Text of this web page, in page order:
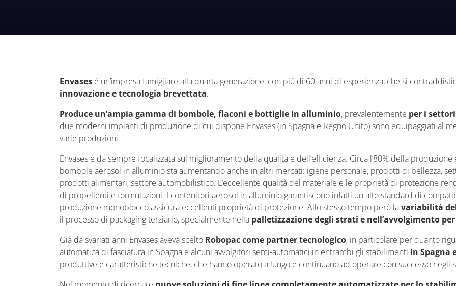
Envases è un’impresa famigliare alla quarta generazione, con più di 60 anni di esperienza, che si
innovazione e tecnologia brevettata.
Produce un’ampia gamma di bombole, flaconi e bottiglie in alluminio, prevalentemente per i
due moderni impianti di produzione di cui dispone Envases (in Spagna e Regno Unito) sono equipaggiati al
varie produzioni.
Envases è da sempre focalizzata sul miglioramento della qualità e dell’efficienza. Circa l’80% della
bombole aerosol in alluminio sta aumentando anche in altri mercati: igiene personale, prodotti di bellezza,
prodotti alimentari, settore automobilistico. L’eccellente qualità del materiale e le proprietà di protezione
di propellenti e formulazioni. I contenitori aerosol in alluminio garantiscono infatti un alto standard di
produzione monoblocco assicura eccellenti proprietà di protezione. Allo stesso tempo però lavariabilità
il processo di packaging terziario, specialmente nella palletizzazione degli strati e nell’avvolgimento
Già da svariati anni Envases aveva scelto Robopac come partner tecnologico, in particolare per quanto
automatica di fasciatura in Spagna e alcuni avvolgitori semi-automatici in entrambi gli stabilimenti in Spagna
produttive e caratteristiche tecniche, che hanno operato a lungo e continuano ad operare con successo negli